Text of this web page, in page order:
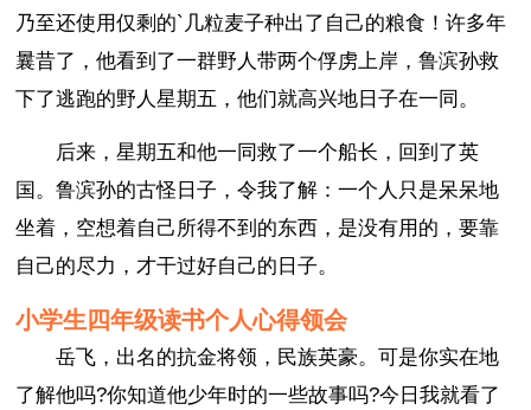
乃至还使用仅剩的`几粒麦子种出了自己的粮食！许多年
曩昔了，他看到了一群野人带两个俘虏上岸，鲁滨孙救
下了逃跑的野人星期五，他们就高兴地日子在一同。
后来，星期五和他一同救了一个船长，回到了英
国。鲁滨孙的古怪日子，令我了解：一个人只是呆呆地
坐着，空想着自己所得不到的东西，是没有用的，要靠
自己的尽力，才干过好自己的日子。
小学生四年级读书个人心得领会
岳飞，出名的抗金将领，民族英豪。可是你实在地
了解他吗?你知道他少年时的一些故事吗?今日我就看了